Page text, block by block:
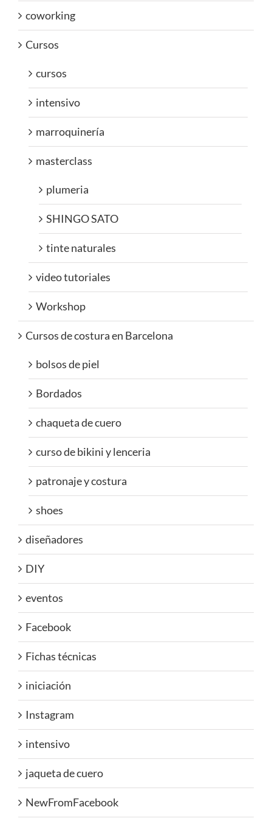
coworking
Cursos
cursos
intensivo
marroquinería
masterclass
plumeria
SHINGO SATO
tinte naturales
video tutoriales
Workshop
Cursos de costura en Barcelona
bolsos de piel
Bordados
chaqueta de cuero
curso de bikini y lenceria
patronaje y costura
shoes
diseñadores
DIY
eventos
Facebook
Fichas técnicas
iniciación
Instagram
intensivo
jaqueta de cuero
NewFromFacebook